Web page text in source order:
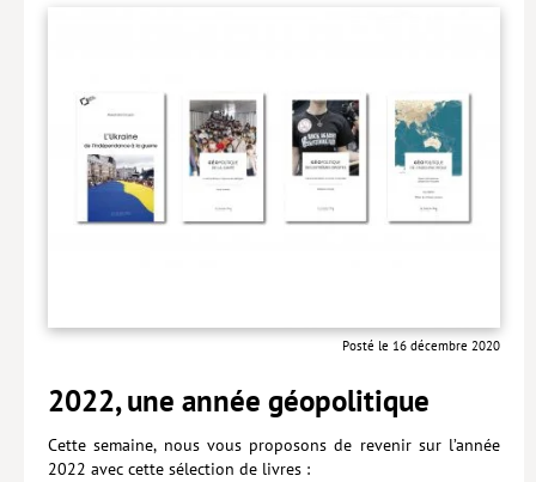
Posté le 16 décembre 2020
2022, une année géopolitique
Cette semaine, nous vous proposons de revenir sur l’année
2022 avec cette sélection de livres :